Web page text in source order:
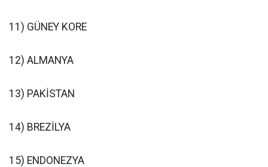
11) GÜNEY KORE
12) ALMANYA
13) PAKİSTAN
14) BREZİLYA
15) ENDONEZYA